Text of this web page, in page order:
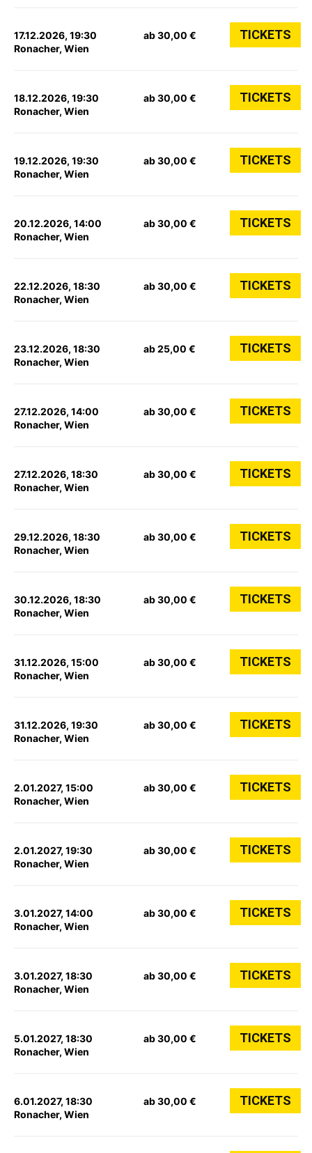
17.12.2026, 19:30
Ronacher, Wien
ab 30,00 € TICKETS
18.12.2026, 19:30
Ronacher, Wien
ab 30,00 € TICKETS
19.12.2026, 19:30
Ronacher, Wien
ab 30,00 € TICKETS
20.12.2026, 14:00
Ronacher, Wien
ab 30,00 € TICKETS
22.12.2026, 18:30
Ronacher, Wien
ab 30,00 € TICKETS
23.12.2026, 18:30
Ronacher, Wien
ab 25,00 € TICKETS
27.12.2026, 14:00
Ronacher, Wien
ab 30,00 € TICKETS
27.12.2026, 18:30
Ronacher, Wien
ab 30,00 € TICKETS
29.12.2026, 18:30
Ronacher, Wien
ab 30,00 € TICKETS
30.12.2026, 18:30
Ronacher, Wien
ab 30,00 € TICKETS
31.12.2026, 15:00
Ronacher, Wien
ab 30,00 € TICKETS
31.12.2026, 19:30
Ronacher, Wien
ab 30,00 € TICKETS
2.01.2027, 15:00
Ronacher, Wien
ab 30,00 € TICKETS
2.01.2027, 19:30
Ronacher, Wien
ab 30,00 € TICKETS
3.01.2027, 14:00
Ronacher, Wien
ab 30,00 € TICKETS
3.01.2027, 18:30
Ronacher, Wien
ab 30,00 € TICKETS
5.01.2027, 18:30
Ronacher, Wien
ab 30,00 € TICKETS
6.01.2027, 18:30
Ronacher, Wien
ab 30,00 € TICKETS